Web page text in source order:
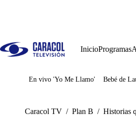
InicioProgramas
Juegos
En vivo 'Yo Me Llamo' Bebé de
Caracol TV / Plan B / Historias